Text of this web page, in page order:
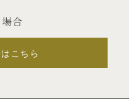
合
こちら